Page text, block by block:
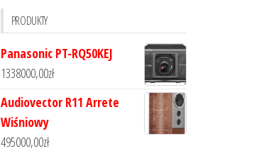
PRODUKTY
Panasonic PT-RQ50KEJ
1338000,00zł
Audiovector R11 Arrete
Wiśniowy
495000,00zł